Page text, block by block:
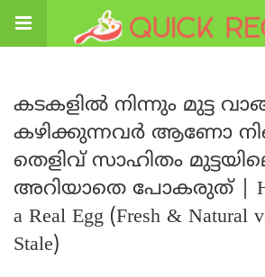
കടകളിൽ നിന്നും മുട്ട
കഴിക്കുന്നവർ ആണോ
തെളിവ് സാഹിതം
അറിയാതെ പോകരുത് |
a Real Egg (Fresh & Natural
Stale)